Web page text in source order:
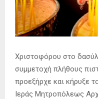
Χριστοφόρου στο
συμμετοχή πλήθους
προεξήρχε και κήρυξε
Ιεράς Μητροπόλεως